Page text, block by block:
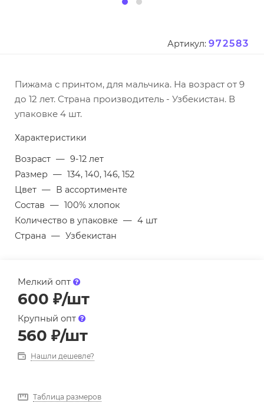
Артикул: 972583
Пижама с принтом, для мальчика. На возраст от 9
до 12 лет. Страна производитель - Узбекистан. В
упаковке 4 шт.
Характеристики
Возраст — 9-12 лет
Размер — 134, 140, 146, 152
Цвет — В ассортименте
Состав — 100% хлопок
Количество в упаковке — 4 шт
Страна — Узбекистан
Мелкий опт
600 ₽/шт
Крупный опт
560 ₽/шт
Нашли дешевле?
Таблица размеров